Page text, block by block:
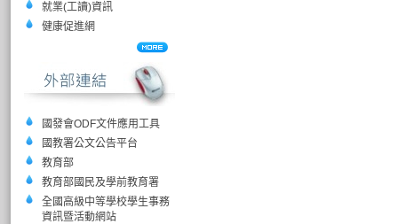
就業(工讀)資訊
健康促進網
國發會ODF文件應用工具
國教署公文公告平台
教育部
教育部國民及學前教育署
全國高級中等學校學生事務
資訊暨活動網站